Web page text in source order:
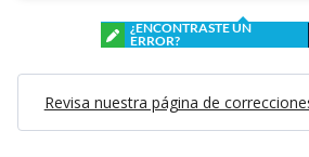
¿ENCONTRASTE UN
ERROR?
Revisa nuestra página de